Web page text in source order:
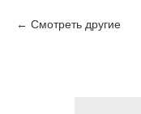
Смотреть другие